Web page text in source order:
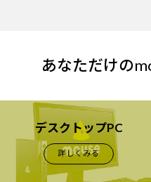
あなただけの
デスクトップPC
詳しくみる